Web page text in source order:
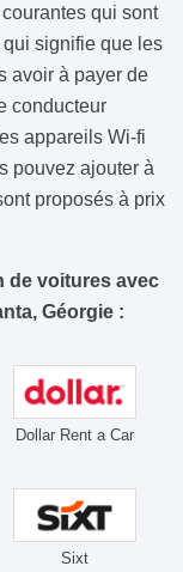
qui sont
signifie que les
avoir à payer de
conducteur
appareils Wi-fi
pouvez ajouter à
proposés à prix
de voitures avec
Géorgie :
Dollar Rent a Car
Sixt